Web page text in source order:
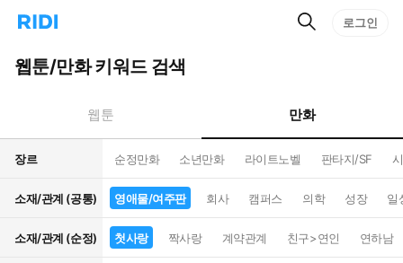
리
홈
으
턴
트
검
로그인
웹툰/만화 키워드 검색
웹툰 만화
장르 순정만화 소년만화 라이트노벨 판타지/SF
소재/관계 (공통) 영애물/여주판 회사 캠퍼스 의학 성장 일
소재/관계 (순정) 첫사랑 짝사랑 계약관계 친구>연인 연하남